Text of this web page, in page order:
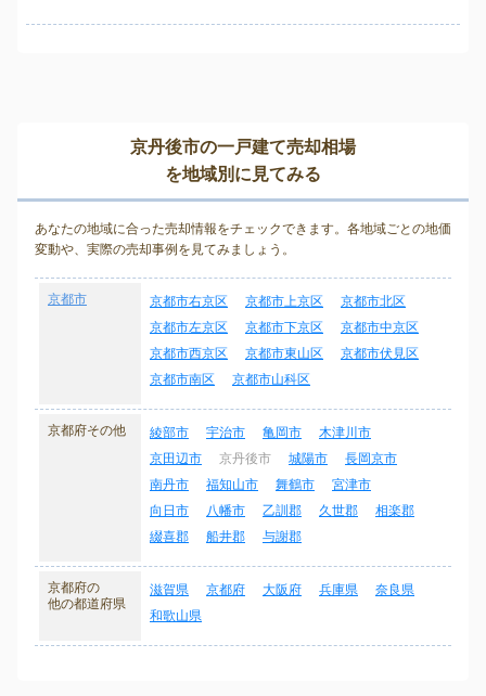
京丹後市の一戸建て売却相場
を地域別に見てみる
あなたの地域に合った売却情報をチェックできます。各地域ごとの地価
変動や、実際の売却事例を見てみましょう。
京都市 京都市右京区 京都市上京区
京都市北区
京都市左京区
京都市下京区
京都市中京区
京都市西京区
京都市東山区
京都市伏見区
京都市南区
京都市山科区
京都府その他 綾部市 宇治市 亀岡市
木津川市
京田辺市
京丹後市 城陽市
長岡京市
南丹市
福知山市 舞鶴市
宮津市
向日市
八幡市 乙訓郡 久世郡
相楽郡
綴喜郡
船井郡 与謝郡
京都府の
他の都道府県
滋賀県 京都府 大阪府 兵庫県
奈良県
和歌山県